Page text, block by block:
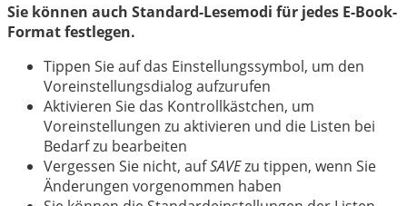
Sie können auch Standard-Lesemodi für jedes E-Book-
Format festlegen.
Tippen Sie auf das Einstellungssymbol, um den
Voreinstellungsdialog aufzurufen
Aktivieren Sie das Kontrollkästchen, um
Voreinstellungen zu aktivieren und die Listen bei
Bedarf zu bearbeiten
Vergessen Sie nicht, aufSAVEzu tippen, wenn Sie
Änderungen vorgenommen haben